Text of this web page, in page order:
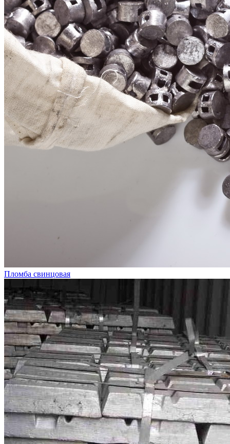
Пломба свинцовая